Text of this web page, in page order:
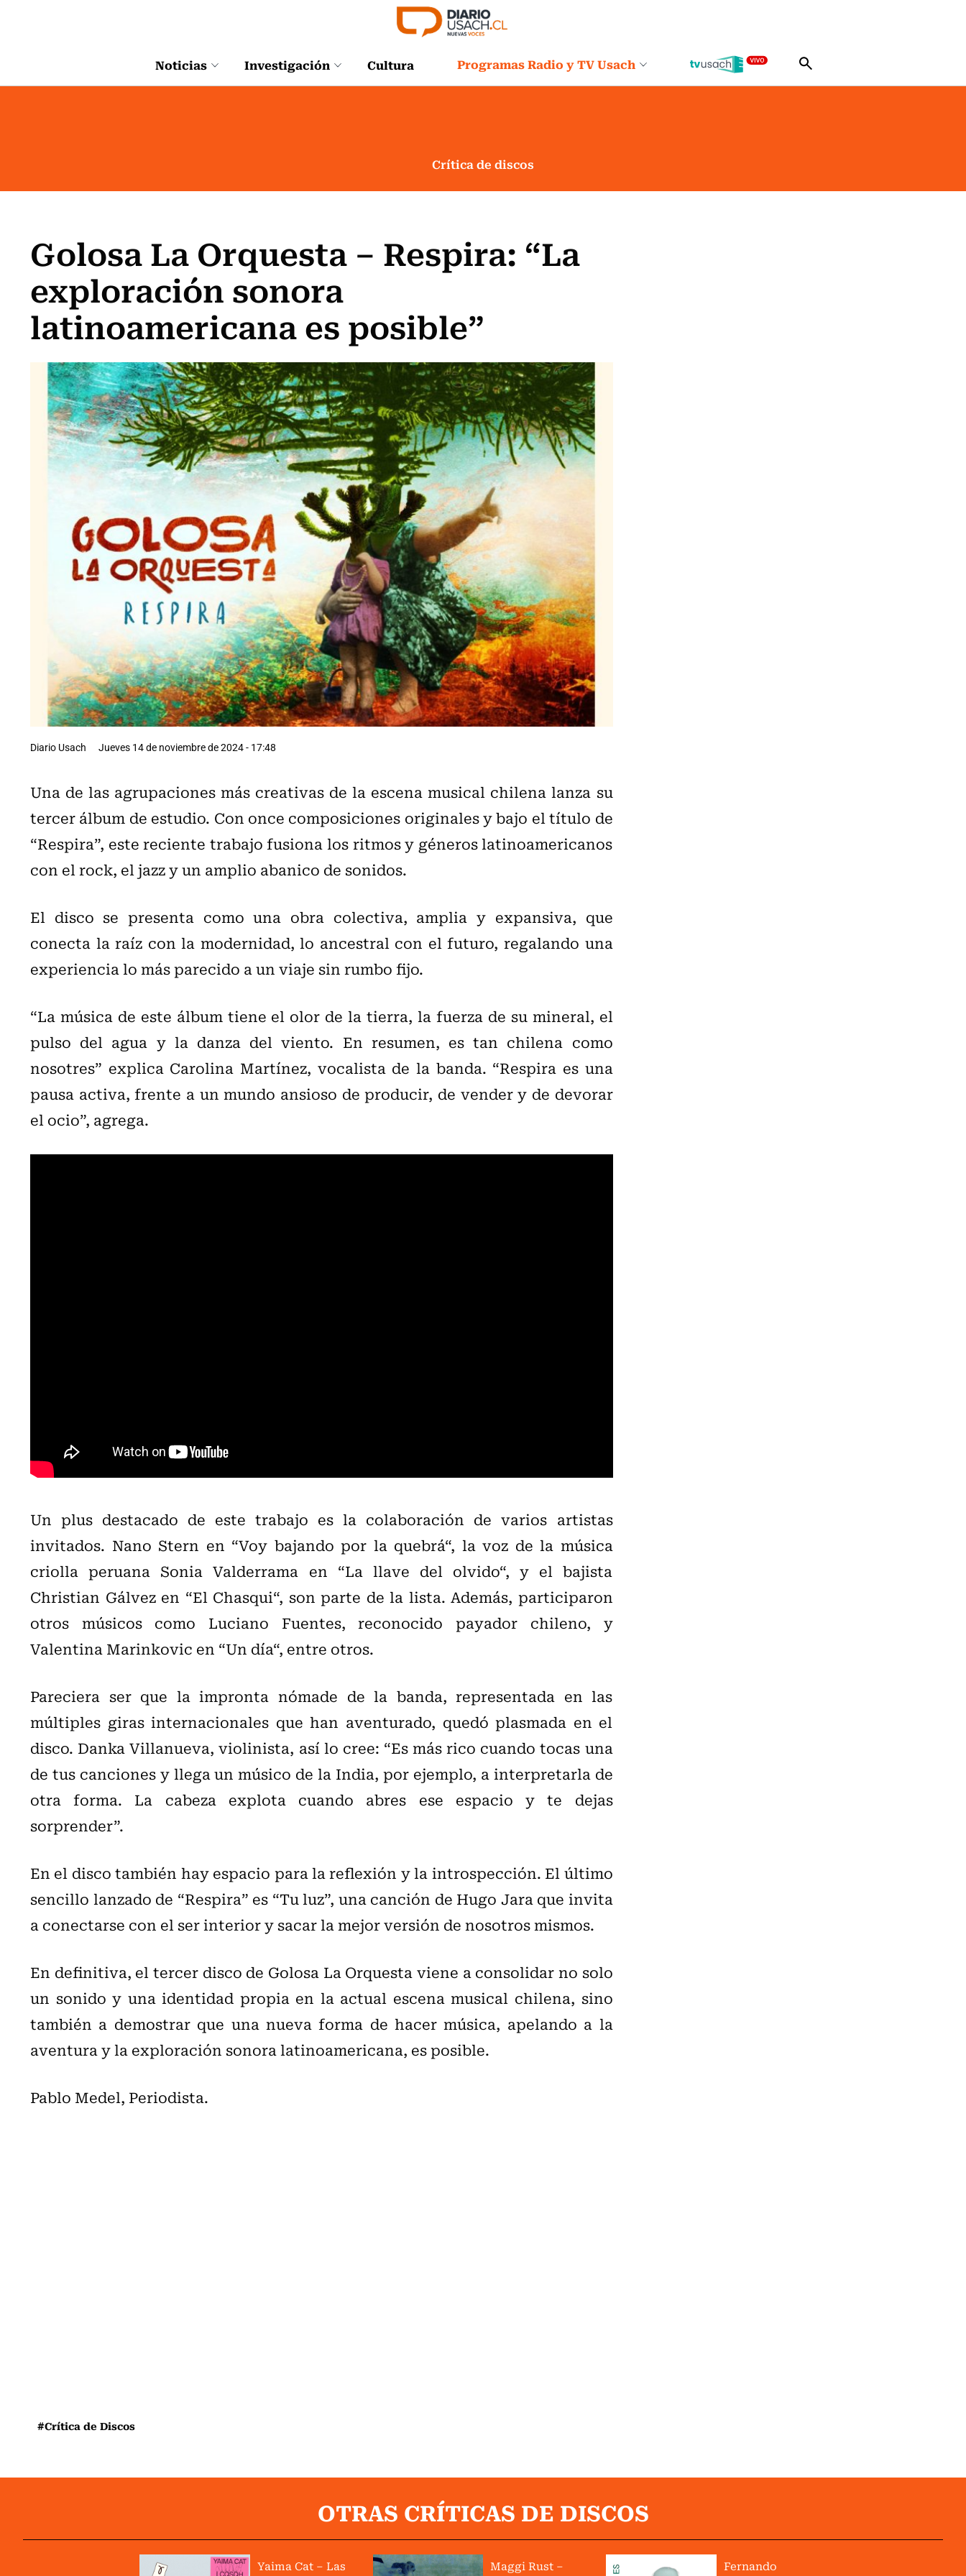
Noticias Investigación Cultura Programas Radio y TV Usach
Crítica de discos
Golosa La Orquesta – Respira: “La
exploración sonora
latinoamericana es posible”
Diario Usach Jueves 14 de noviembre de 2024 - 17:48
Una de las agrupaciones más creativas de la escena musical chilena lanza su
tercer álbum de estudio. Con once composiciones originales y bajo el título de
“Respira”, este reciente trabajo fusiona los ritmos y géneros latinoamericanos
con el rock, el jazz y un amplio abanico de sonidos.
El disco se presenta como una obra colectiva, amplia y expansiva, que
conecta la raíz con la modernidad, lo ancestral con el futuro, regalando una
experiencia lo más parecido a un viaje sin rumbo fijo.
“La música de este álbum tiene el olor de la tierra, la fuerza de su mineral, el
pulso del agua y la danza del viento. En resumen, es tan chilena como
nosotres” explica Carolina Martínez, vocalista de la banda. “Respira es una
pausa activa, frente a un mundo ansioso de producir, de vender y de devorar
el ocio”, agrega.
Un plus destacado de este trabajo es la colaboración de varios artistas
invitados. Nano Stern en “Voy bajando por la quebrá“, la voz de la música
criolla peruana Sonia Valderrama en “La llave del olvido“, y el bajista
Christian Gálvez en “El Chasqui“, son parte de la lista. Además, participaron
otros músicos como Luciano Fuentes, reconocido payador chileno, y
Valentina Marinkovic en “Un día“, entre otros.
Pareciera ser que la impronta nómade de la banda, representada en las
múltiples giras internacionales que han aventurado, quedó plasmada en el
disco. Danka Villanueva, violinista, así lo cree: “Es más rico cuando tocas una
de tus canciones y llega un músico de la India, por ejemplo, a interpretarla de
otra forma. La cabeza explota cuando abres ese espacio y te dejas
sorprender”.
En el disco también hay espacio para la reflexión y la introspección. El último
sencillo lanzado de “Respira” es “Tu luz”, una canción de Hugo Jara que invita
a conectarse con el ser interior y sacar la mejor versión de nosotros mismos.
En definitiva, el tercer disco de Golosa La Orquesta viene a consolidar no solo
un sonido y una identidad propia en la actual escena musical chilena, sino
también a demostrar que una nueva forma de hacer música, apelando a la
aventura y la exploración sonora latinoamericana, es posible.
Pablo Medel, Periodista.
#Crítica de Discos
OTRAS CRÍTICAS DE DISCOS
Yaima Cat – Las
Maggi Rust –
Fernando